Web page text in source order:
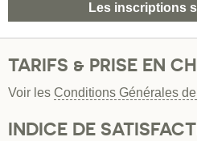
Les inscriptions
TARIFS & PRISE EN
Voir les Conditions Générales
INDICE DE